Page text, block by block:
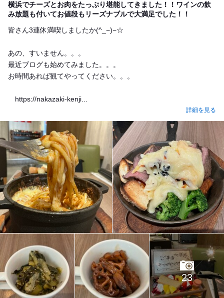
横浜でチーズとお肉をたっぷり堪能してきました！！ワインの飲
み放題も付いてお値段もリーズナブルで大満足でした！！
皆さん3連休満喫しましたか(^_−)−☆
あの、すいません。。。
最近ブログも始めてみました。。。
お時間あれば観てやってください。。。
https://nakazaki-kenji...
詳細を見る
23